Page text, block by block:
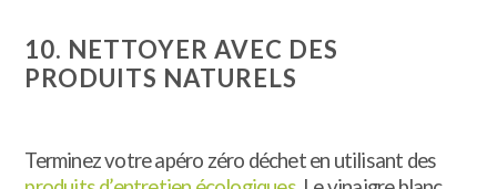
10. NETTOYER AVEC DES
PRODUITS NATURELS
Terminez votre apéro zéro déchet en utilisant des